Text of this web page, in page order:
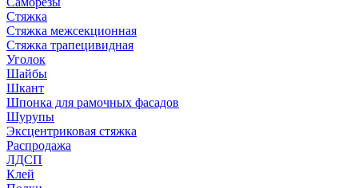
Стяжка
Стяжка межсекционная
Стяжка трапецивидная
Уголок
Шайбы
Шкант
Шпонка для рамочных фасадов
Шурупы
Эксцентриковая стяжка
Распродажа
ЛДСП
Клей